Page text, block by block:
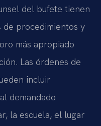
del bufete tienen
procedimientos y
más apropiado
Las órdenes de
incluir
demandado
la escuela, el lugar